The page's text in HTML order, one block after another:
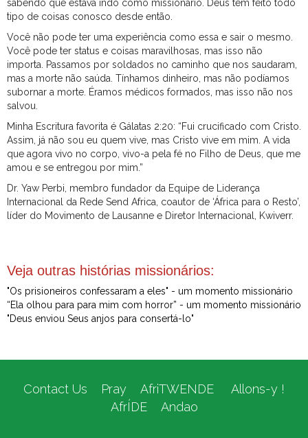
sabendo que estava indo como missionário. Deus tem feito todo
tipo de coisas conosco desde então.
Você não pode ter uma experiência como essa e sair o mesmo.
Você pode ter status e coisas maravilhosas, mas isso não
importa. Passamos por soldados no caminho que nos saudaram,
mas a morte não saúda. Tínhamos dinheiro, mas não podíamos
subornar a morte. Éramos médicos formados, mas isso não nos
salvou.
Minha Escritura favorita é Gálatas 2:20: “Fui crucificado com Cristo.
Assim, já não sou eu quem vive, mas Cristo vive em mim. A vida
que agora vivo no corpo, vivo-a pela fé no Filho de Deus, que me
amou e se entregou por mim.”
Dr. Yaw Perbi, membro fundador da Equipe de Liderança
Internacional da Rede Send Africa, coautor de ‘África para o Resto’,
líder do Movimento de Lausanne e Diretor Internacional, Kwiverr.
Veja outras histórias missionários:
"Os prisioneiros confessaram a eles" - um momento missionário
“Ela olhou para para mim com horror” - um momento missionário
"Deus enviou Seus anjos para consertá-lo"
Contact Us Pray AfriTWENDE
Allons-y !
AfrÍDE
Andao